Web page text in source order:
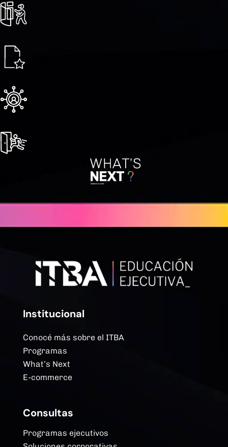
Institucional
Conocé más sobre el ITBA
Programas
What’s Next
E-commerce
Consultas
Programas ejecutivos